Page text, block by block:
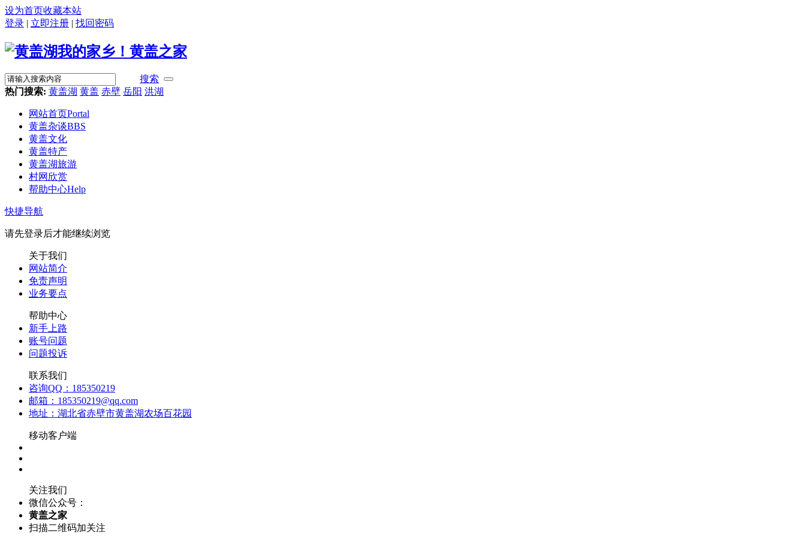
设为首页收藏本站
登录 | 立即注册 | 找回密码
搜索
热门搜索: 黄盖湖 黄盖 赤壁 岳阳 洪湖
网站首页Portal
黄盖杂谈BBS
黄盖文化
黄盖特产
黄盖湖旅游
村网欣赏
帮助中心Help
快捷导航
请先登录后才能继续浏览
关于我们
网站简介
免责声明
业务要点
帮助中心
新手上路
账号问题
问题投诉
联系我们
咨询QQ：185350219
邮箱：185350219@qq.com
地址：湖北省赤壁市黄盖湖农场百花园
移动客户端
关注我们
微信公众号：
黄盖之家
扫描二维码加关注